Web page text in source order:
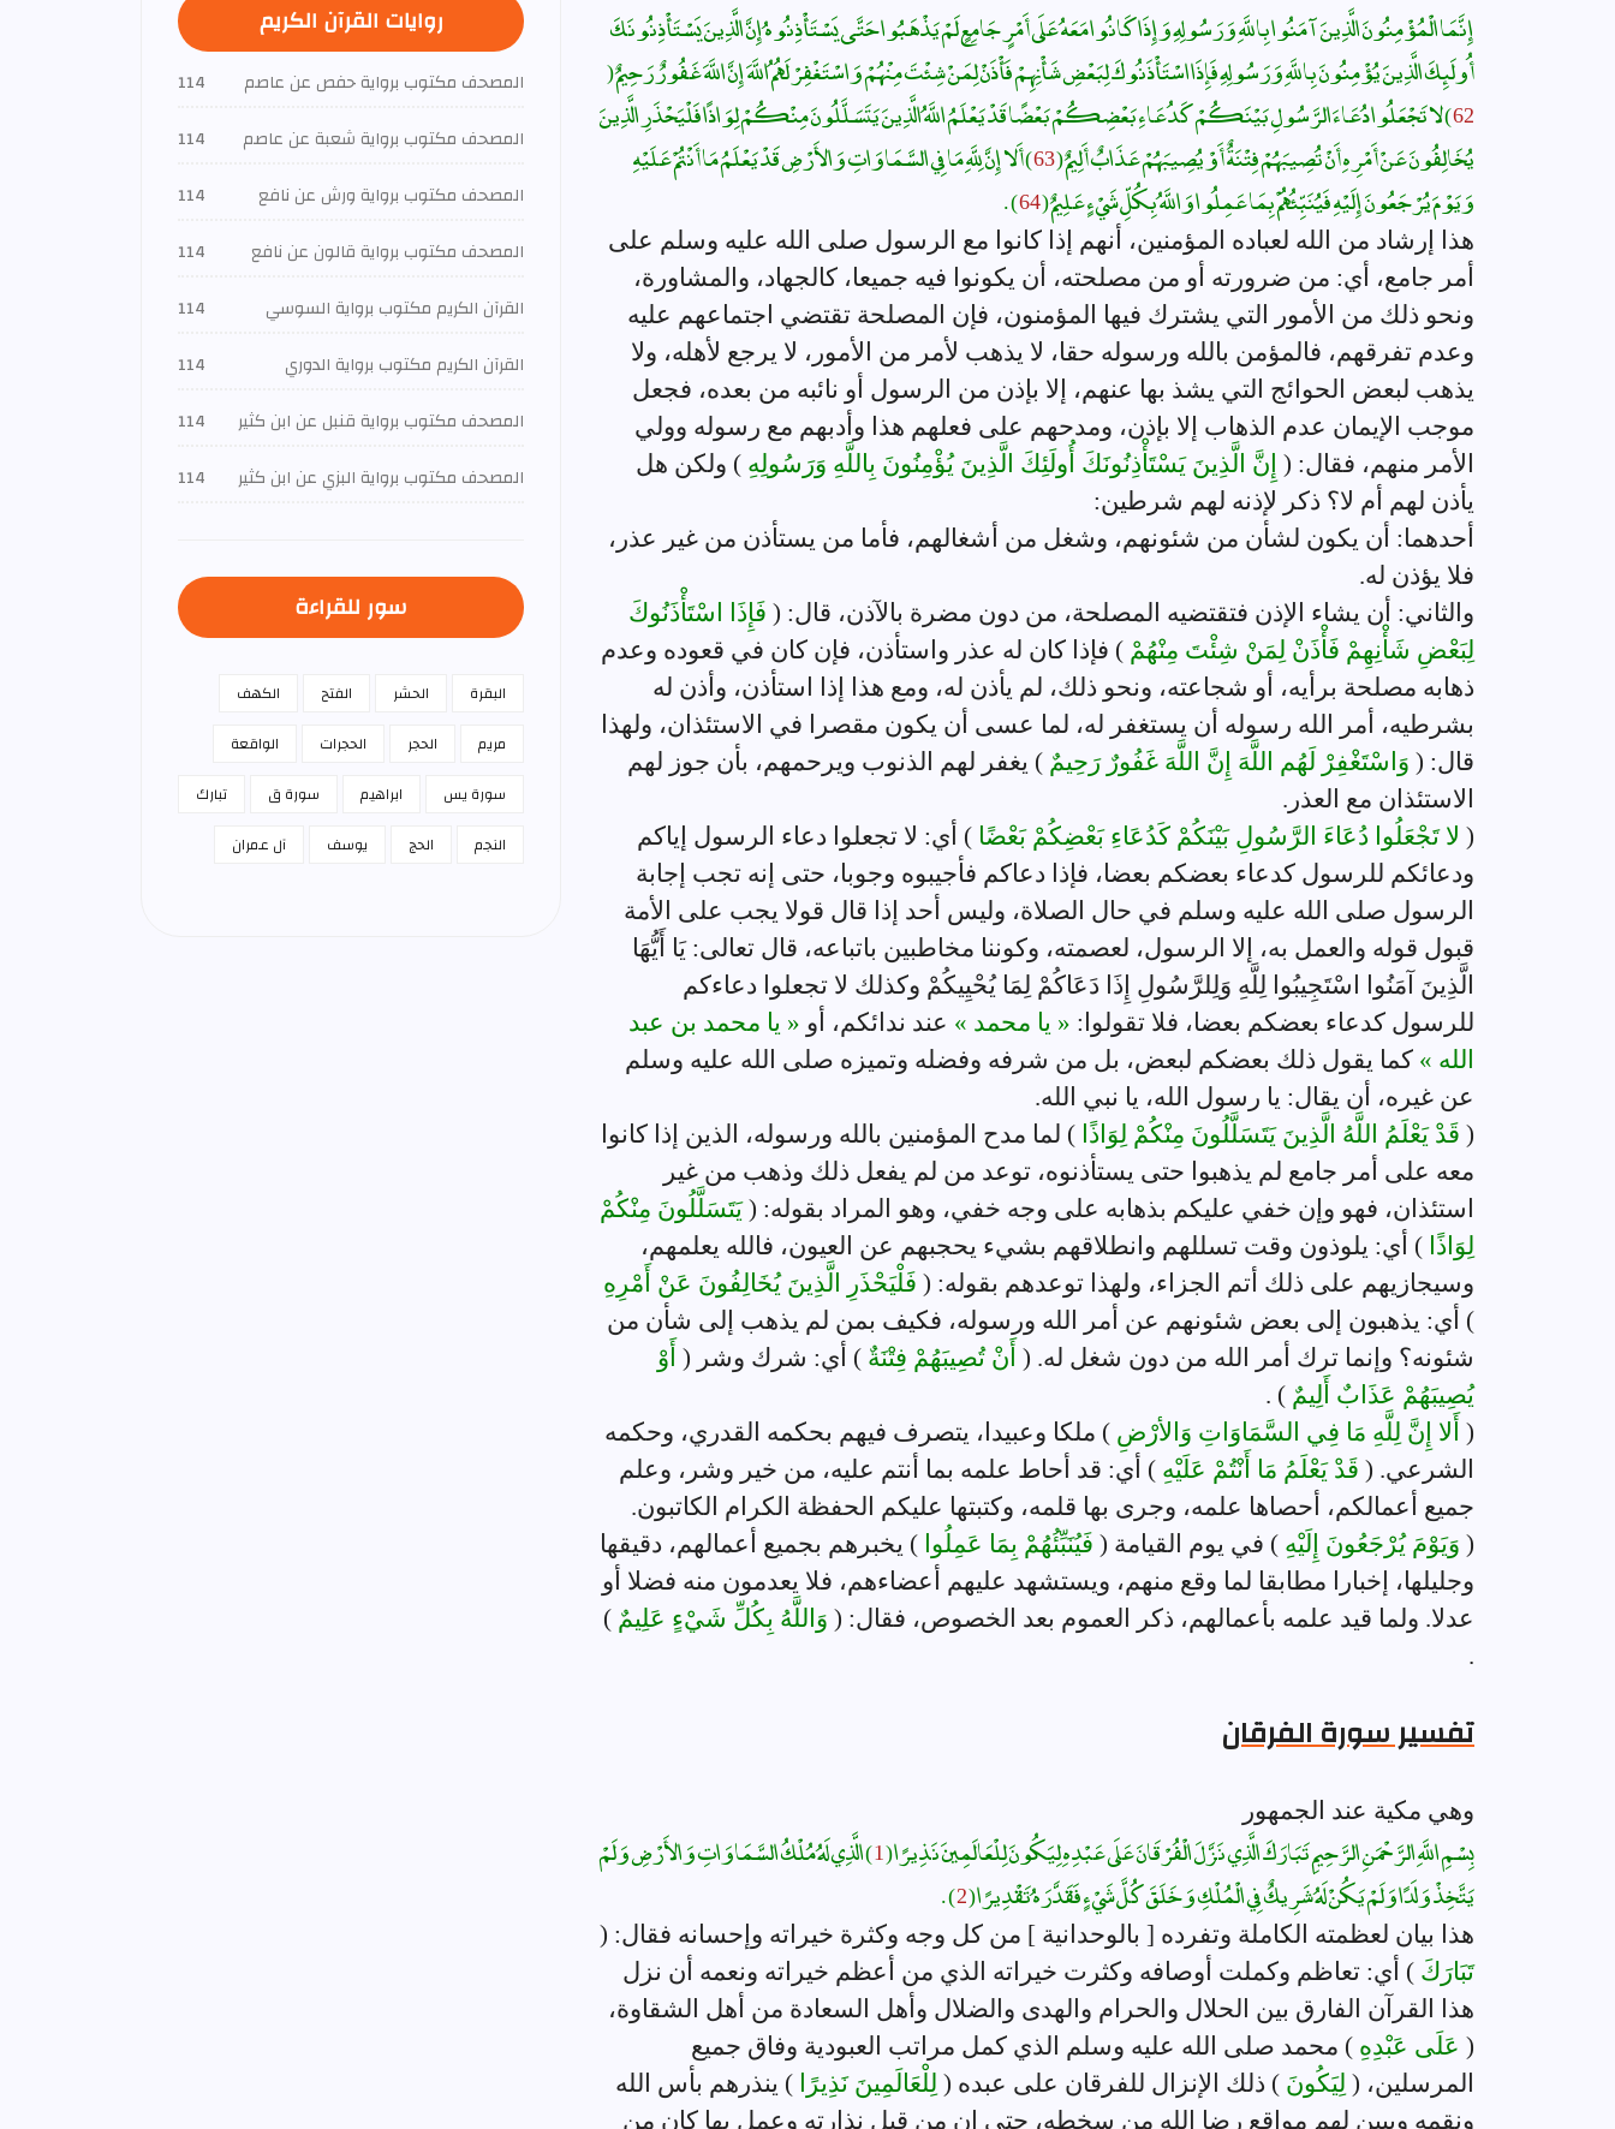
إِنَّمَا الْمُؤْمِنُونَ الَّذِينَ آمَنُوا بِاللَّهِ وَرَسُولِهِ وَإِذَا كَانُوا مَعَهُ عَلَى أَمْرٍ جَامِعٍ لَمْ يَذْهَبُوا حَتَّى يَسْتَأْذِنُوهُ إِنَّ الَّذِينَ يَسْتَأْذِنُونَكَ
أُولَئِكَ الَّذِينَ يُؤْمِنُونَ بِاللَّهِ وَرَسُولِهِ فَإِذَا اسْتَأْذَنُوكَ لِبَعْضِ شَأْنِهِمْ فَأْذَنْ لِمَنْ شِئْتَ مِنْهُمْ وَاسْتَغْفِرْ لَهُمُ اللَّهَ إِنَّ اللَّهَ غَفُورٌ رَحِيمٌ (
62) لا تَجْعَلُوا دُعَاءَ الرَّسُولِ بَيْنَكُمْ كَدُعَاءِ بَعْضِكُمْ بَعْضًا قَدْ يَعْلَمُ اللَّهُ الَّذِينَ يَتَسَلَّلُونَ مِنْكُمْ لِوَاذًا فَلْيَحْذَرِ الَّذِينَ
يُخَالِفُونَ عَنْ أَمْرِهِ أَنْ تُصِيبَهُمْ فِتْنَةٌ أَوْ يُصِيبَهُمْ عَذَابٌ أَلِيمٌ ( ) أَلا إِنَّ لِلَّهِ مَا فِي السَّمَاوَاتِ وَالأَرْضِ قَدْ يَعْلَمُ مَا أَنْتُمْ عَلَيْهِ
وَيَوْمَ يُرْجَعُونَ إِلَيْهِ فَيُنَبِّئُهُمْ بِمَا عَمِلُوا وَاللَّهُ بِكُلِّ شَيْءٍ عَلِيمٌ ( ) .
هذا إرشاد من الله لعباده المؤمنين، أنهم إذا كانوا مع الرسول صلى الله عليه وسلم على
أمر جامع، أي: من ضرورته أو من مصلحته، أن يكونوا فيه جميعا، كالجهاد، والمشاورة،
ونحو ذلك من الأمور التي يشترك فيها المؤمنون، فإن المصلحة تقتضي اجتماعهم عليه
وعدم تفرقهم، فالمؤمن بالله ورسوله حقا، لا يذهب لأمر من الأمور، لا يرجع لأهله، ولا
يذهب لبعض الحوائج التي يشذ بها عنهم، إلا بإذن من الرسول أو نائبه من بعده، فجعل
موجب الإيمان عدم الذهاب إلا بإذن، ومدحهم على فعلهم هذا وأدبهم مع رسوله وولي
الأمر منهم، فقال: ( إِنَّ الَّذِينَ يَسْتَأْذِنُونَكَ أُولَئِكَ الَّذِينَ يُؤْمِنُونَ بِاللَّهِ وَرَسُولِهِ ) ولكن هل
يأذن لهم أم لا؟ ذكر لإذنه لهم شرطين:
أحدهما: أن يكون لشأن من شئونهم، وشغل من أشغالهم، فأما من يستأذن من غير عذر،
فلا يؤذن له.
والثاني: أن يشاء الإذن فتقتضيه المصلحة، من دون مضرة بالآذن، قال: ( فَإِذَا اسْتَأْذَنُوكَ
لِبَعْضِ شَأْنِهِمْ فَأْذَنْ لِمَنْ شِئْتَ مِنْهُمْ ) فإذا كان له عذر واستأذن، فإن كان في قعوده وعدم
ذهابه مصلحة برأيه، أو شجاعته، ونحو ذلك، لم يأذن له، ومع هذا إذا استأذن، وأذن له
بشرطيه، أمر الله رسوله أن يستغفر له، لما عسى أن يكون مقصرا في الاستئذان، ولهذا
قال: ( وَاسْتَغْفِرْ لَهُم اللَّهَ إِنَّ اللَّهَ غَفُورٌ رَحِيمٌ ) يغفر لهم الذنوب ويرحمهم، بأن جوز لهم
الاستئذان مع العذر.
( لا تَجْعَلُوا دُعَاءَ الرَّسُولِ بَيْنَكُمْ كَدُعَاءِ بَعْضِكُمْ بَعْضًا ) أي: لا تجعلوا دعاء الرسول إياكم
ودعائكم للرسول كدعاء بعضكم بعضا، فإذا دعاكم فأجيبوه وجوبا، حتى إنه تجب إجابة
الرسول صلى الله عليه وسلم في حال الصلاة، وليس أحد إذا قال قولا يجب على الأمة
قبول قوله والعمل به، إلا الرسول، لعصمته، وكوننا مخاطبين باتباعه، قال تعالى: يَا أَيُّهَا
الَّذِينَ آمَنُوا اسْتَجِيبُوا لِلَّهِ وَلِلرَّسُولِ إِذَا دَعَاكُمْ لِمَا يُحْيِيكُمْ وكذلك لا تجعلوا دعاءكم
للرسول كدعاء بعضكم بعضا، فلا تقولوا: « يا محمد » عند ندائكم، أو « يا محمد بن عبد
الله » كما يقول ذلك بعضكم لبعض، بل من شرفه وفضله وتميزه صلى الله عليه وسلم
عن غيره، أن يقال: يا رسول الله، يا نبي الله.
( قَدْ يَعْلَمُ اللَّهُ الَّذِينَ يَتَسَلَّلُونَ مِنْكُمْ لِوَاذًا ) لما مدح المؤمنين بالله ورسوله، الذين إذا كانوا
معه على أمر جامع لم يذهبوا حتى يستأذنوه، توعد من لم يفعل ذلك وذهب من غير
استئذان، فهو وإن خفي عليكم بذهابه على وجه خفي، وهو المراد بقوله: (يَتَسَلَّلُونَ مِنْكُمْ
لِوَاذًا ) أي: يلوذون وقت تسللهم وانطلاقهم بشيء يحجبهم عن العيون، فالله يعلمهم،
وسيجازيهم على ذلك أتم الجزاء، ولهذا توعدهم بقوله: ( فَلْيَحْذَرِ الَّذِينَ يُخَالِفُونَ عَنْ أَمْرِهِ
) أي: يذهبون إلى بعض شئونهم عن أمر الله ورسوله، فكيف بمن لم يذهب إلى شأن من
شئونه؟ وإنما ترك أمر الله من دون شغل له. ( أَنْ تُصِيبَهُمْ فِتْنَةٌ ) أي: شرك وشر ( أَوْ
يُصِيبَهُمْ عَذَابٌ أَلِيمٌ ) .
( أَلا إِنَّ لِلَّهِ مَا فِي السَّمَاوَاتِ وَالأرْضِ ) ملكا وعبيدا، يتصرف فيهم بحكمه القدري، وحكمه
الشرعي. ( قَدْ يَعْلَمُ مَا أَنْتُمْ عَلَيْهِ ) أي: قد أحاط علمه بما أنتم عليه، من خير وشر، وعلم
جميع أعمالكم، أحصاها علمه، وجرى بها قلمه، وكتبتها عليكم الحفظة الكرام الكاتبون.
( وَيَوْمَ يُرْجَعُونَ إِلَيْهِ ) في يوم القيامة ( فَيُنَبِّئُهُمْ بِمَا عَمِلُوا ) يخبرهم بجميع أعمالهم، دقيقها
وجليلها، إخبارا مطابقا لما وقع منهم، ويستشهد عليهم أعضاءهم، فلا يعدمون منه فضلا أو
عدلا. ولما قيد علمه بأعمالهم، ذكر العموم بعد الخصوص، فقال: ( وَاللَّهُ بِكُلِّ شَيْءٍ عَلِيمٌ )
.
تفسير سورة الفرقان
وهي مكية عند الجمهور
بِسْمِ اللَّهِ الرَّحْمَنِ الرَّحِيمِ تَبَارَكَ الَّذِي نَزَّلَ الْفُرْقَانَ عَلَى عَبْدِهِ لِيَكُونَ لِلْعَالَمِينَ نَذِيرًا ( ) الَّذِي لَهُ مُلْكُ السَّمَاوَاتِ وَالأَرْضِ وَلَمْ
يَتَّخِذْ وَلَدًا وَلَمْ يَكُنْ لَهُ شَرِيكٌ فِي الْمُلْكِ وَخَلَقَ كُلَّ شَيْءٍ فَقَدَّرَهُ تَقْدِيرًا ( ) .
هذا بيان لعظمته الكاملة وتفرده [ بالوحدانية ] من كل وجه وكثرة خيراته وإحسانه فقال: (
تَبَارَكَ ) أي: تعاظم وكملت أوصافه وكثرت خيراته الذي من أعظم خيراته ونعمه أن نزل
هذا القرآن الفارق بين الحلال والحرام والهدى والضلال وأهل السعادة من أهل الشقاوة،
( عَلَى عَبْدِهِ ) محمد صلى الله عليه وسلم الذي كمل مراتب العبودية وفاق جميع
المرسلين، ( لِيَكُونَ ) ذلك الإنزال للفرقان على عبده ( لِلْعَالَمِينَ نَذِيرًا ) ينذرهم بأس الله
ونقمه ويبين لهم مواقع رضا الله من سخطه، حتى إن من قبل نذارته وعمل بها كان من
روايات القرآن الكريم
المصحف مكتوب برواية حفص عن عاصم
114
المصحف مكتوب برواية شعبة عن عاصم
114
المصحف مكتوب برواية ورش عن نافع
114
المصحف مكتوب برواية قالون عن نافع
114
القرآن الكريم مكتوب برواية السوسي
114
القرآن الكريم مكتوب برواية الدوري
114
المصحف مكتوب برواية قنبل عن ابن كثير
114
المصحف مكتوب برواية البزي عن ابن كثير
114
سور للقراءة
البقرة الحشر الفتح
الكهف
مريم
الحجر الحجرات
الواقعة
سورة يس
ابراهيم سورة ق
تبارك
النجم
الحج يوسف آل عمران